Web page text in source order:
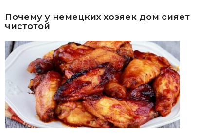
Почему у немецких хозяек дом сияет
чистотой